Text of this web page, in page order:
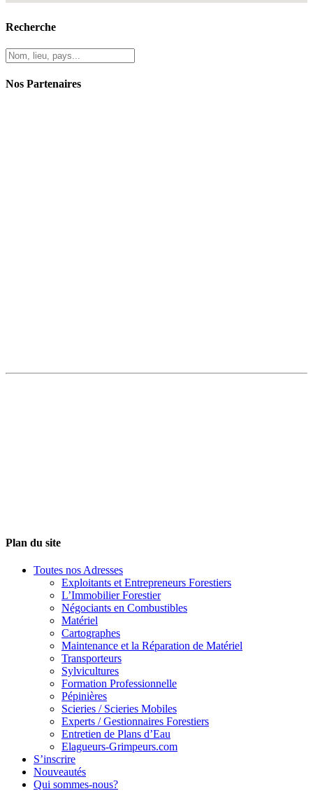
Recherche
Nos Partenaires
Plan du site
Toutes nos Adresses
Exploitants et Entrepreneurs Forestiers
L’Immobilier Forestier
Négociants en Combustibles
Matériel
Cartographes
Maintenance et la Réparation de Matériel
Transporteurs
Sylvicultures
Formation Professionnelle
Pépinières
Scieries / Scieries Mobiles
Experts / Gestionnaires Forestiers
Entretien de Plans d’Eau
Elagueurs-Grimpeurs.com
S’inscrire
Nouveautés
Qui sommes-nous?